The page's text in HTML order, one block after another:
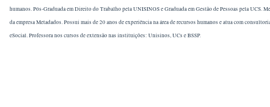
humanos. Pós-Graduada em Direito do Trabalho pela UNISINOS e Graduada em Gestão de Pessoas pela UCS.
da empresa Metadados. Possui mais de 20 anos de experiência na área de recursos humanos e atua com
eSocial. Professora nos cursos de extensão nas instituições: Unisinos, UCs e BSSP.